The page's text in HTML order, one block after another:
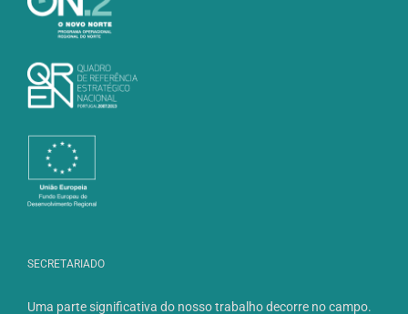
SECRETARIADO
Uma parte significativa do nosso trabalho decorre no campo.